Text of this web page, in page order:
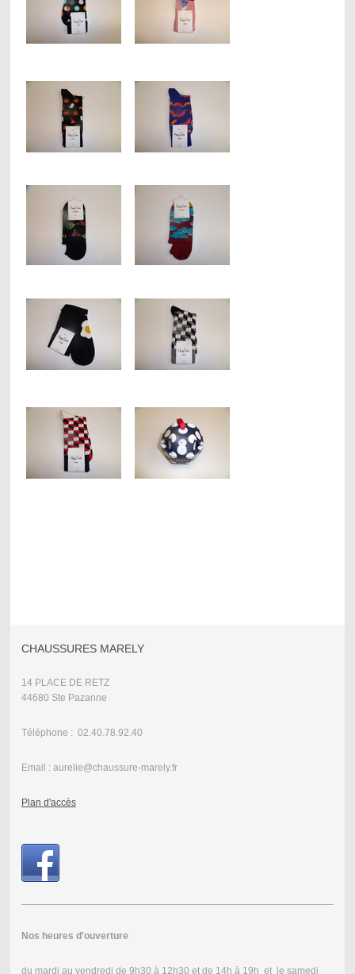
CHAUSSURES MARELY
14 PLACE DE RETZ
44680 Ste Pazanne
Téléphone : 02.40.78.92.40
Email : aurelie@chaussure-marely.fr
Plan d'accès
Nos heures d'ouverture
du mardi au vendredi de 9h30 à 12h30 et de 14h à 19h et le samedi